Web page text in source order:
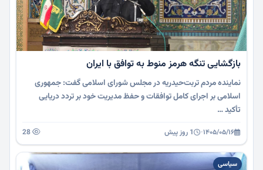
بازگشایی تنگه هرمز منوط به توافق با ایران
نماینده مردم تربت‌حیدریه در مجلس شورای اسلامی گفت: جمهوری
اسلامی بر اجرای کامل توافقات و حفظ مدیریت خود بر تردد دریایی
تأکید …
۱۴۰۵/۰۵/۱۶· 1 روز پیش
سیاسی